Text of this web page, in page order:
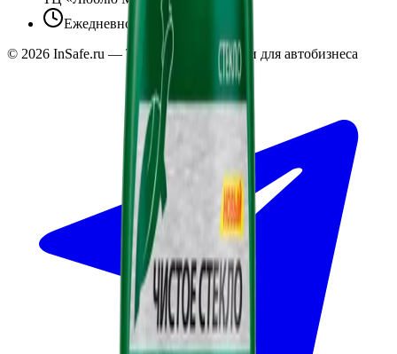
Ежедневно 10:00 — 19:00
© 2026 InSafe.ru — Товары и технологии для автобизнеса